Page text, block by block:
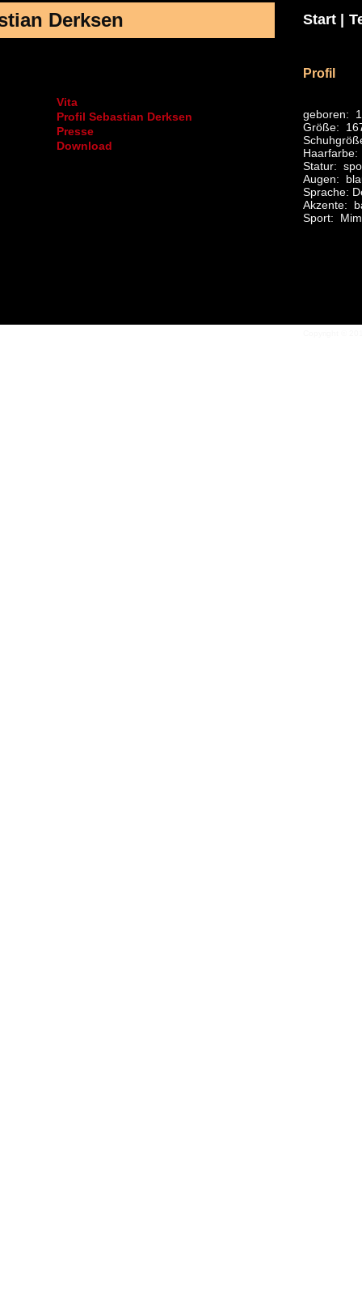
Derksen Start |
Vita
Profil Sebastian Derksen
Presse
Download
Profil
geboren:
Größe:
Statur:
Augen:
Sprache:
Akzente:
Sport: